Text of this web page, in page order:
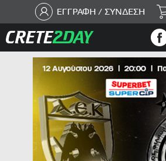
ΕΓΓΡΑΦΗ / ΣΥΝΔΕΣΗ